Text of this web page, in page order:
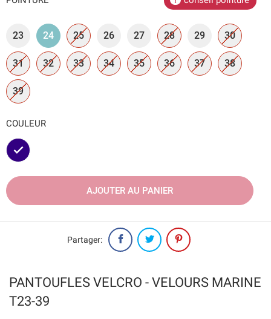
PANTOUFLES VELCRO - VELOURS MARINE
T23-39
23 24 25 26 27 28 29 30
31 32 33 34 35 36 37 38
39
COULEUR
Marine
AJOUTER AU PANIER
Partager: